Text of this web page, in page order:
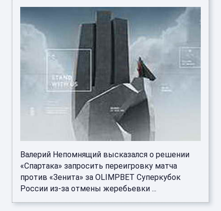
Валерий Непомнящий высказался о решении
«Спартака» запросить переигровку матча
против «Зенита» за OLIMPBET Суперкубок
России из-за отмены жеребьевки ...